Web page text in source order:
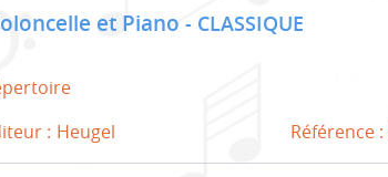
et Piano CLASSIQUE
: Heugel Référence :